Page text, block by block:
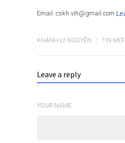
Email: cskh.vih@gmail.com
KHÁNH LY NGUYỄN TIN MỚI
Leave a reply
YOUR NAME